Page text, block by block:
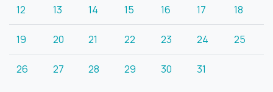
12 13 14 15 16 17 18
19 20 21 22 23 24 25
26 27 28 29 30 31